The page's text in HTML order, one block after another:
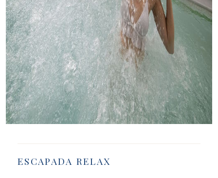
ESCAPADA RELAX